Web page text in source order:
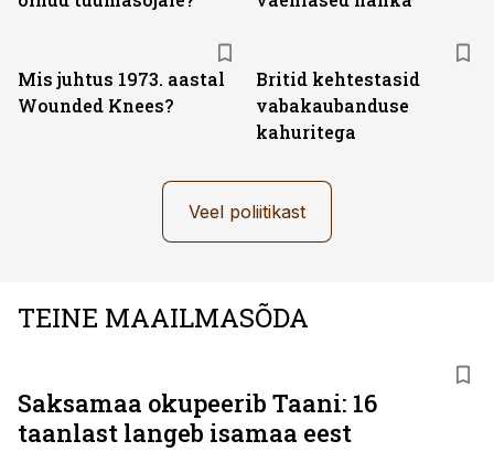
Mis juhtus 1973. aastal
Wounded Knees?
Britid kehtestasid
vabakaubanduse
kahuritega
Veel poliitikast
TEINE MAAILMASÕDA
Saksamaa okupeerib Taani: 16
taanlast langeb isamaa eest